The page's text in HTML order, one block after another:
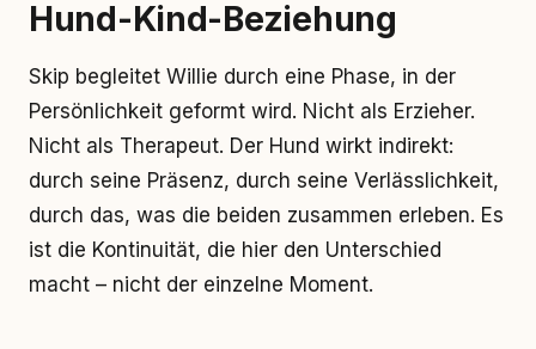
Hund-Kind-Beziehung
Skip begleitet Willie durch eine Phase, in der
Persönlichkeit geformt wird. Nicht als Erzieher.
Nicht als Therapeut. Der Hund wirkt indirekt:
durch seine Präsenz, durch seine Verlässlichkeit,
durch das, was die beiden zusammen erleben. Es
ist die Kontinuität, die hier den Unterschied
macht – nicht der einzelne Moment.